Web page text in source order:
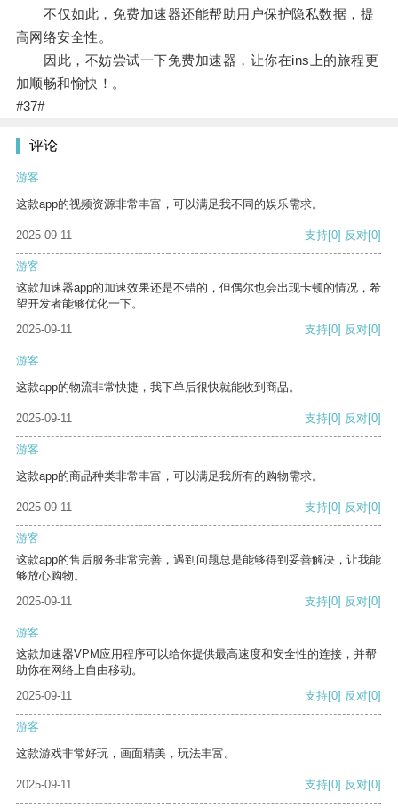
不仅如此，免费加速器还能帮助用户保护隐私数据，提
高网络安全性。
因此，不妨尝试一下免费加速器，让你在ins上的旅程更
加顺畅和愉快！。
#37#
评论
游客
这款app的视频资源非常丰富，可以满足我不同的娱乐需求。
2025-09-11 支持[0] 反对[0]
游客
这款加速器app的加速效果还是不错的，但偶尔也会出现卡顿的情况，希
望开发者能够优化一下。
2025-09-11
支持[0] 反对[0]
游客
这款app的物流非常快捷，我下单后很快就能收到商品。
2025-09-11 支持[0] 反对[0]
游客
这款app的商品种类非常丰富，可以满足我所有的购物需求。
2025-09-11 支持[0] 反对[0]
游客
这款app的售后服务非常完善，遇到问题总是能够得到妥善解决，让我能
够放心购物。
2025-09-11
支持[0] 反对[0]
游客
这款加速器VPM应用程序可以给你提供最高速度和安全性的连接，并帮
助你在网络上自由移动。
2025-09-11
支持[0] 反对[0]
游客
这款游戏非常好玩，画面精美，玩法丰富。
2025-09-11 支持[0] 反对[0]